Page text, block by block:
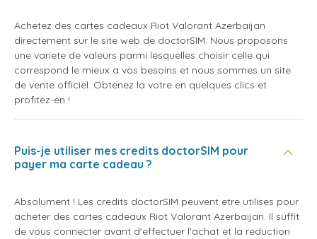
Achetez des cartes cadeaux Riot Valorant Azerbaijan
directement sur le site web de doctorSIM. Nous proposons
une variete de valeurs parmi lesquelles choisir celle qui
correspond le mieux a vos besoins et nous sommes un site
de vente officiel. Obtenez la votre en quelques clics et
profitez-en !
Puis-je utiliser mes credits doctorSIM pour
payer ma carte cadeau ?
Absolument ! Les credits doctorSIM peuvent etre utilises pour
acheter des cartes cadeaux Riot Valorant Azerbaijan. Il suffit
de vous connecter avant d'effectuer l'achat et la reduction